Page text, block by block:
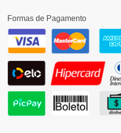
Formas de Pagamento